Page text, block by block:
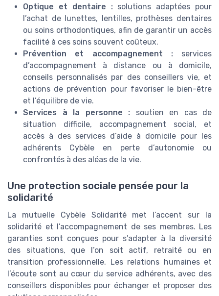
Optique et dentaire :solutions adaptées pour
l’achat de lunettes, lentilles, prothèses dentaires
ou soins orthodontiques, afin de garantir un accès
facilité à ces soins souvent coûteux.
Prévention et accompagnement :services
d’accompagnement à distance ou à domicile,
conseils personnalisés par des conseillers vie, et
actions de prévention pour favoriser le bien-être
et l’équilibre de vie.
Services à la personne : soutien en cas de
situation difficile, accompagnement social, et
accès à des services d’aide à domicile pour les
adhérents Cybèle en perte d’autonomie ou
confrontés à des aléas de la vie.
Une protection sociale pensée pour la
solidarité
La mutuelle Cybèle Solidarité met l’accent sur la
solidarité et l’accompagnement de ses membres. Les
garanties sont conçues pour s’adapter à la diversité
des situations, que l’on soit actif, retraité ou en
transition professionnelle. Les relations humaines et
l’écoute sont au cœur du service adhérents, avec des
conseillers disponibles pour échanger et proposer des